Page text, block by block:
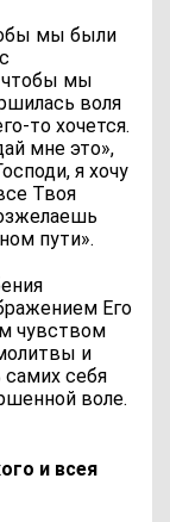
мы были
чтобы мы
воля
то хочется.
мне это»,
я хочу
Твоя
пути».
Его
чувством
и
себя
воле.
и всея